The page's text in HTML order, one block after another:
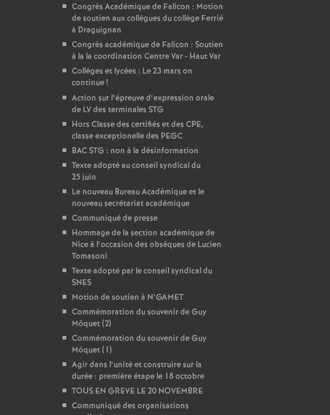
Congrès Académique de Falicon : Motion
de soutien aux collègues du collège Ferrié
à Draguignan
Congrès académique de Falicon : Soutien
à la la coordination Centre Var - Haut Var
Collèges et lycées : Le 23 mars on
continue!
Action sur l’épreuve d’expression orale
de LV des terminales STG
Hors Classe des certifiés et des CPE,
classe exceptionelle des PEGC
BAC STG : non à la désinformation
Texte adopté au conseil syndical du
25 juin
Le nouveau Bureau Académique et le
nouveau secrétariat académique
Communiqué de presse
Hommage de la section académique de
Nice à l’occasion des obsèques de Lucien
Tomasoni
Texte adopté par le conseil syndical du
SNES
Motion de soutien à N’GAMET
Commémoration du souvenir de Guy
Môquet (2)
Commémoration du souvenir de Guy
Môquet (1)
Agir dans l’unité et construire sur la
durée : première étape le 18 octobre
TOUS EN GREVE LE 20 NOVEMBRE
Communiqué des organisations